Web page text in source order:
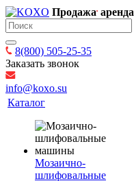
Продажа аренда
8(800) 505-25-35
Заказать звонок
info@koxo.su
Каталог
Мозаично-
шлифовальные